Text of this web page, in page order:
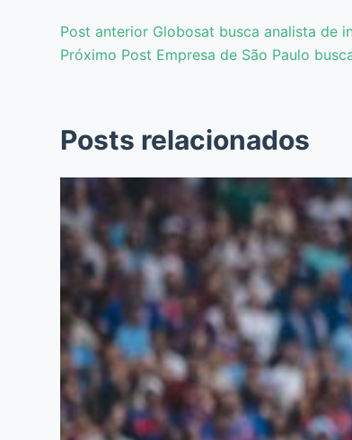
Post anterior Globosat busca analista de
Próximo Post Empresa de São Paulo
Posts relacionados